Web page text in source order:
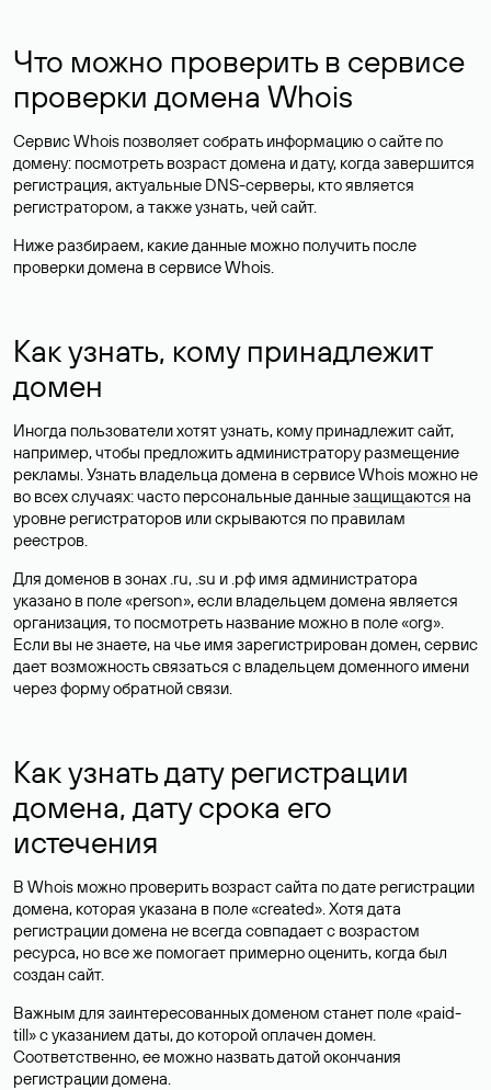
Что можно проверить в сервисе
проверки домена Whois
Сервис Whois позволяет собрать информацию о сайте по
домену: посмотреть возраст домена и дату, когда завершится
регистрация, актуальные DNS-серверы, кто является
регистратором, а также узнать, чей сайт.
Ниже разбираем, какие данные можно получить после
проверки домена в сервисе Whois.
Как узнать, кому принадлежит
домен
Иногда пользователи хотят узнать, кому принадлежит сайт,
например, чтобы предложить администратору размещение
рекламы. Узнать владельца домена в сервисе Whois можно не
во всех случаях: часто персональные данныезащищаются на
уровне регистраторов или скрываются по правилам
реестров.
Для доменов в зонах .ru, .su и .рф имя администратора
указано в поле «person», если владельцем домена является
организация, то посмотреть название можно в поле «org».
Если вы не знаете, на чье имя зарегистрирован домен, сервис
дает возможность связаться с владельцем доменного имени
через форму обратной связи.
Как узнать дату регистрации
домена, дату срока его
истечения
В Whois можно проверить возраст сайта по дате регистрации
домена, которая указана в поле «created». Хотя дата
регистрации домена не всегда совпадает с возрастом
ресурса, но все же помогает примерно оценить, когда был
создан сайт.
Важным для заинтересованных доменом станет поле «paid-
till» с указанием даты, до которой оплачен домен.
Соответственно, ее можно назвать датой окончания
регистрации домена.